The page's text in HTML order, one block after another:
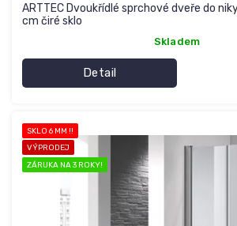
ARTTEC Dvoukřídlé sprchové dveře do
cm čiré sklo
Skladem
Detail
SKLO 6 MM !!
VÝPRODEJ
ZÁRUKA NA 3 ROKY!